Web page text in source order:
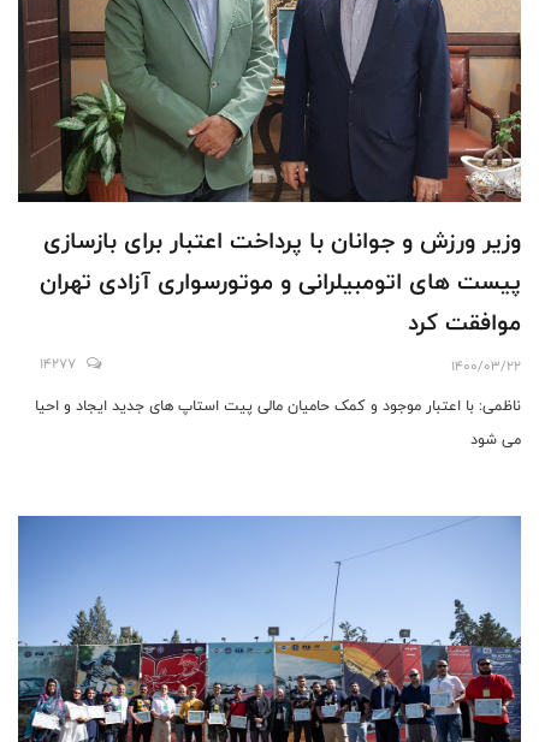
وزیر ورزش و جوانان با پرداخت اعتبار برای بازسازی
پیست های اتومبیلرانی و موتورسواری آزادی تهران
موافقت کرد
1400/03/22
14277
ناظمی: با اعتبار موجود و کمک حامیان مالی پیت استاپ های جدید ایجاد و احیا
می شود